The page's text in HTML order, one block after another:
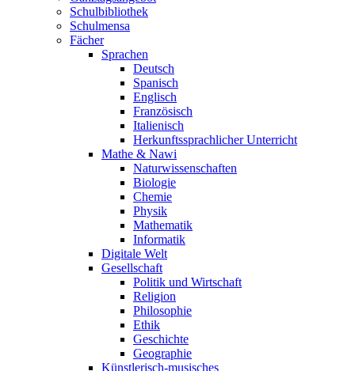
Schulbibliothek
Schulmensa
Fächer
Sprachen
Deutsch
Spanisch
Englisch
Französisch
Italienisch
Herkunftssprachlicher Unterricht
Mathe & Nawi
Naturwissenschaften
Biologie
Chemie
Physik
Mathematik
Informatik
Digitale Welt
Gesellschaft
Politik und Wirtschaft
Religion
Philosophie
Ethik
Geschichte
Geographie
Künstlerisch-musisches